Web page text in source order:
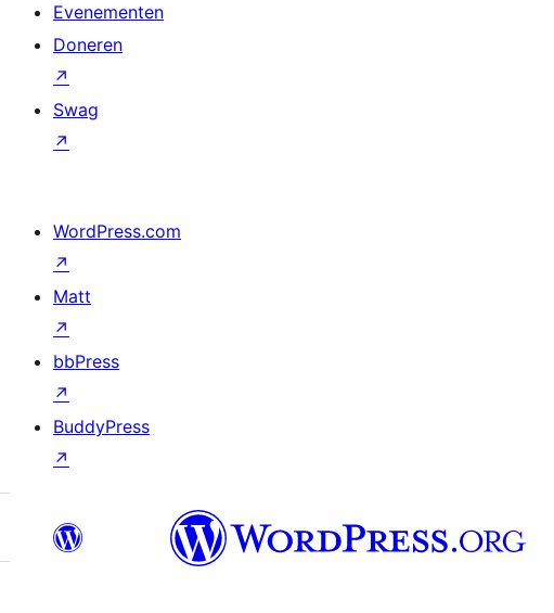
Evenementen
Doneren
↗
Swag
↗
WordPress.com
↗
Matt
↗
bbPress
↗
BuddyPress
↗